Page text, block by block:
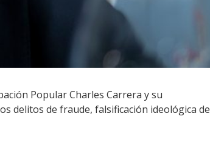
Popular Charles Carrera y su
delitos de fraude, falsificación ideológica de